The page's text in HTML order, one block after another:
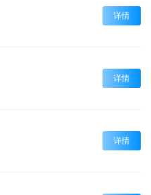
详情
详情
详情